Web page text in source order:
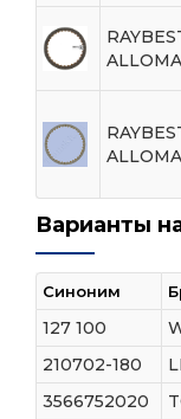
Варианты
Синоним
127 100
210702-180
3566752020